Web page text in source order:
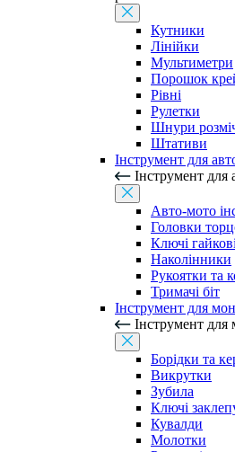
Кутники
Лінійки
Мультиметри
Порошок
Рівні
Рулетки
Шнури
Штативи
Інструмент для
Інструмент для
Авто-мото
Головки
Ключі гайкові
Наколінники
Рукоятки та
Тримачі біт
Інструмент для
Інструмент
Борідки та
Викрутки
Зубила
Ключі
Кувалди
Молотки